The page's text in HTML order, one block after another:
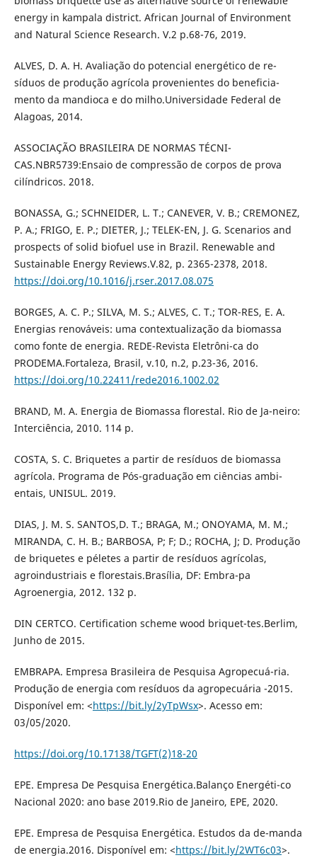
energy in kampala district. African Journal of Environment
and Natural Science Research. V.2 p.68-76, 2019.
ALVES, D. A. H. Avaliação do potencial energético de re-
síduos de produção agrícola provenientes do beneficia-
mento da mandioca e do milho.Universidade Federal de
Alagoas, 2014.
ASSOCIAÇÃO BRASILEIRA DE NORMAS TÉCNI-
CAS.NBR5739:Ensaio de compressão de corpos de prova
cilíndricos. 2018.
BONASSA, G.; SCHNEIDER, L. T.; CANEVER, V. B.; CREMONEZ,
P. A.; FRIGO, E. P.; DIETER, J.; TELEK-EN, J. G. Scenarios and
prospects of solid biofuel use in Brazil. Renewable and
Sustainable Energy Reviews.V.82, p. 2365-2378, 2018.
https://doi.org/10.1016/j.rser.2017.08.075
BORGES, A. C. P.; SILVA, M. S.; ALVES, C. T.; TOR-RES, E. A.
Energias renováveis: uma contextualização da biomassa
como fonte de energia. REDE-Revista Eletrôni-ca do
PRODEMA.Fortaleza, Brasil, v.10, n.2, p.23-36, 2016.
https://doi.org/10.22411/rede2016.1002.02
BRAND, M. A. Energia de Biomassa florestal. Rio de Ja-neiro:
Interciência, 2010. 114 p.
COSTA, S. C. Briquetes a partir de resíduos de biomassa
agrícola. Programa de Pós-graduação em ciências ambi-
entais, UNISUL. 2019.
DIAS, J. M. S. SANTOS,D. T.; BRAGA, M.; ONOYAMA, M. M.;
MIRANDA, C. H. B.; BARBOSA, P; F; D.; ROCHA, J; D. Produção
de briquetes e péletes a partir de resíduos agrícolas,
agroindustriais e florestais.Brasília, DF: Embra-pa
Agroenergia, 2012. 132 p.
DIN CERTCO. Certification scheme wood briquet-tes.Berlim,
Junho de 2015.
EMBRAPA. Empresa Brasileira de Pesquisa Agropecuá-ria.
Produção de energia com resíduos da agropecuária -2015.
Disponível em: <https://bit.ly/2yTpWsx>. Acesso em:
03/05/2020.
https://doi.org/10.17138/TGFT(2)18-20
EPE. Empresa De Pesquisa Energética.Balanço Energéti-co
Nacional 2020: ano base 2019.Rio de Janeiro, EPE, 2020.
EPE. Empresa de Pesquisa Energética. Estudos da de-manda
de energia.2016. Disponível em: <https://bit.ly/2WT6c03>.